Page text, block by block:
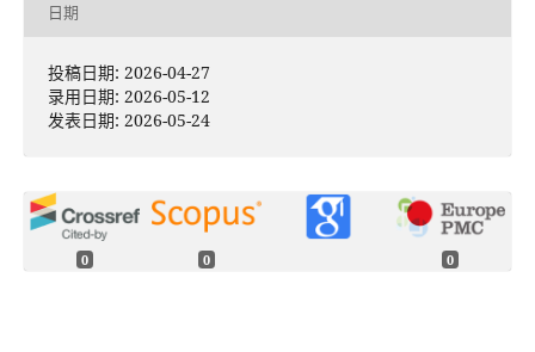
日期
投稿日期: 2026-04-27
录用日期: 2026-05-12
发表日期: 2026-05-24
0 0 0